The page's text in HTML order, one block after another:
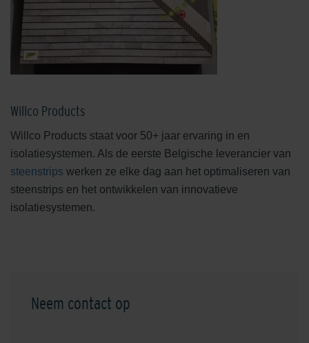
Willco Products
Willco Products staat voor 50+ jaar ervaring in en
isolatiesystemen. Als de eerste Belgische leverancier van
steenstrips werken ze elke dag aan het optimaliseren van
steenstrips en het ontwikkelen van innovatieve
isolatiesystemen.
Neem contact op